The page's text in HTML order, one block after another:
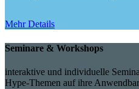
Mehr Details
Seminare & Workshops
interaktive und individuelle
Hype-Themen auf ihre